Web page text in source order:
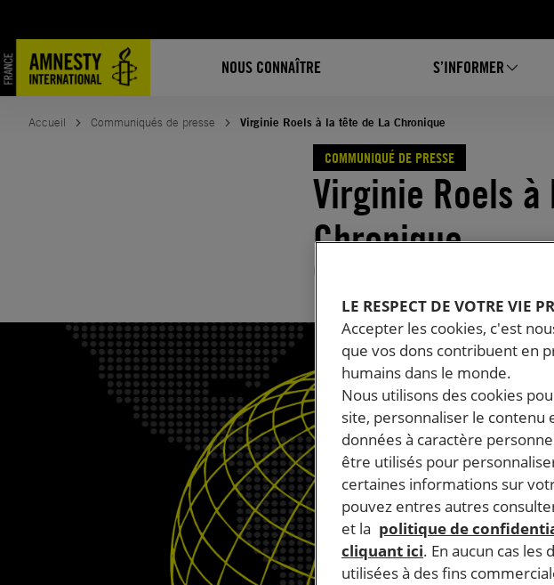
NOUS CONNAÎTRE S’INFORMER
contenu
Accueil Communiqués de presse Virginie Roels à la tête de La Chronique
COMMUNIQUÉ DE PRESSE
Virginie Roels
Chronique
LE RESPECT DE VOTRE VIE
Accepter les cookies, c'est
que vos dons contribuent en
humains dans le monde.
Nous utilisons des cookies
site, personnaliser le contenu
données à caractère
être utilisés pour
certaines informations sur
pouvez entres autres
et la politique de
cliquant ici. En aucun cas
utilisées à des fins